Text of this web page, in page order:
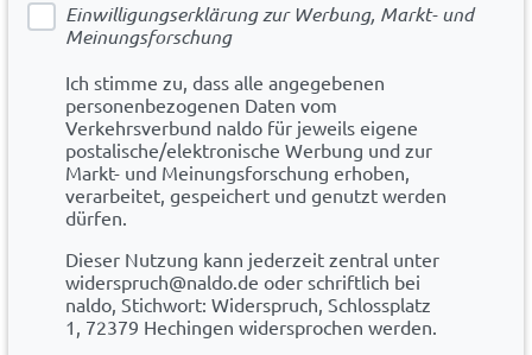
Einwilligungserklärung zur Werbung, Markt- und
Meinungsforschung
Ich stimme zu, dass alle angegebenen
personenbezogenen Daten vom
Verkehrsverbund naldo für jeweils eigene
postalische/elektronische Werbung und zur
Markt- und Meinungsforschung erhoben,
verarbeitet, gespeichert und genutzt werden
dürfen.
Dieser Nutzung kann jederzeit zentral unter
widerspruch@naldo.de oder schriftlich bei
naldo, Stichwort: Widerspruch, Schlossplatz
1, 72379 Hechingen widersprochen werden.